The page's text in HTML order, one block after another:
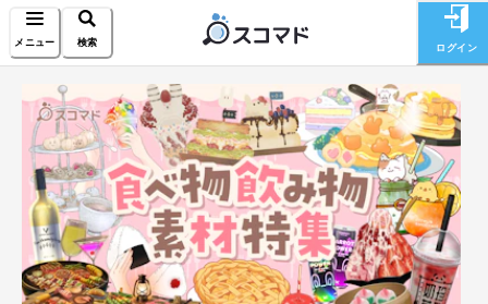
メニュー 検索 ログイン